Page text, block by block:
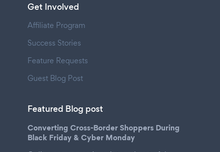
Get Involved
Affiliate Program
Success Stories
Feature Requests
Guest Blog Post
Featured Blog post
Converting Cross-Border Shoppers During
Black Friday & Cyber Monday